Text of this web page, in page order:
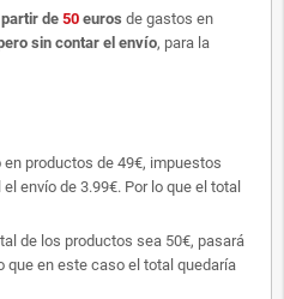
de 50 euros de gastos en
sin contar el envío, para la
productos de 49€, impuestos
envío de 3.99€. Por lo que el total
de los productos sea 50€, pasará
que en este caso el total quedaría